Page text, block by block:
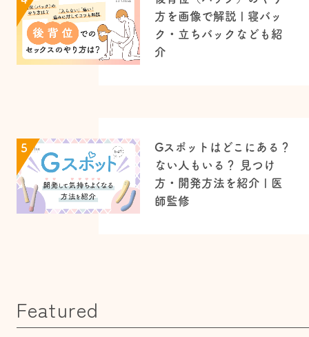
方を画像で解説 | 寝バッ
ク・立ちバックなども紹
介
5
Gスポットはどこにある？
ない人もいる？ 見つけ
方・開発方法を紹介 | 医
師監修
Featured